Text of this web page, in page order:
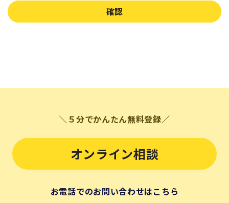
確認
＼５分でかんたん無料登録／
オンライン相談
お電話でのお問い合わせはこちら